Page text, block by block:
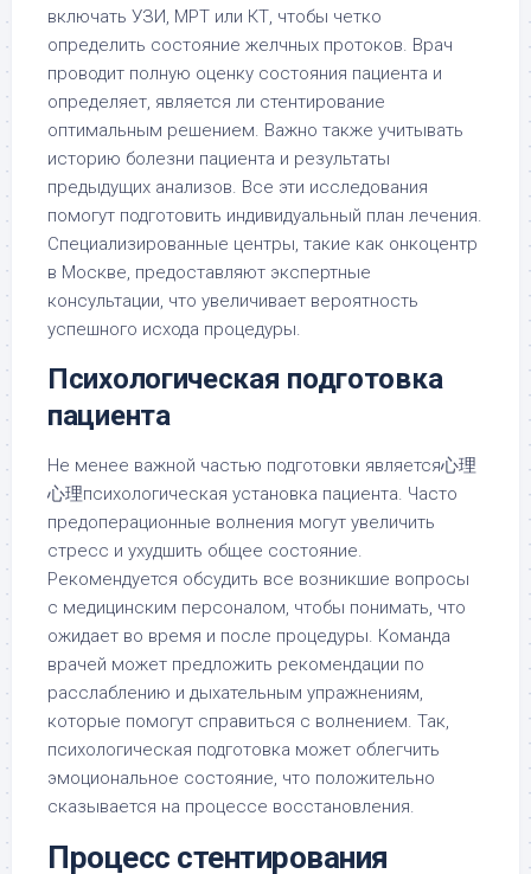
включать УЗИ, МРТ или КТ, чтобы четко
определить состояние желчных протоков. Врач
проводит полную оценку состояния пациента и
определяет, является ли стентирование
оптимальным решением. Важно также учитывать
историю болезни пациента и результаты
предыдущих анализов. Все эти исследования
помогут подготовить индивидуальный план лечения.
Специализированные центры, такие как онкоцентр
в Москве, предоставляют экспертные
консультации, что увеличивает вероятность
успешного исхода процедуры.
Психологическая подготовка
пациента
Не менее важной частью подготовки является心理
心理психологическая установка пациента. Часто
предоперационные волнения могут увеличить
стресс и ухудшить общее состояние.
Рекомендуется обсудить все возникшие вопросы
с медицинским персоналом, чтобы понимать, что
ожидает во время и после процедуры. Команда
врачей может предложить рекомендации по
расслаблению и дыхательным упражнениям,
которые помогут справиться с волнением. Так,
психологическая подготовка может облегчить
эмоциональное состояние, что положительно
сказывается на процессе восстановления.
Процесс стентирования